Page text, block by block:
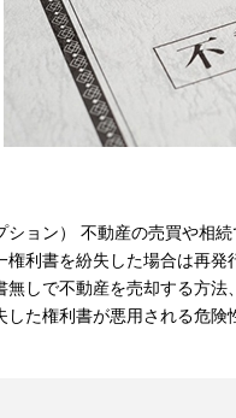
ション） 不動産の売買や相
権利書を紛失した場合は再発
無しで不動産を売却する方
した権利書が悪用される危険